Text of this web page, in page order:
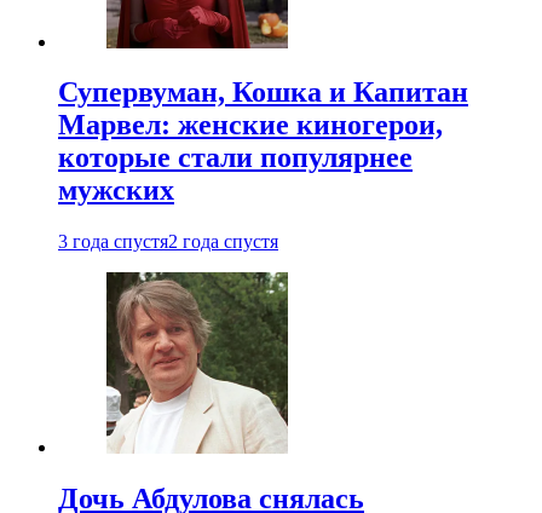
Супервуман, Кошка и Капитан
Марвел: женские киногерои,
которые стали популярнее
мужских
3 года спустя2 года спустя
Дочь Абдулова снялась